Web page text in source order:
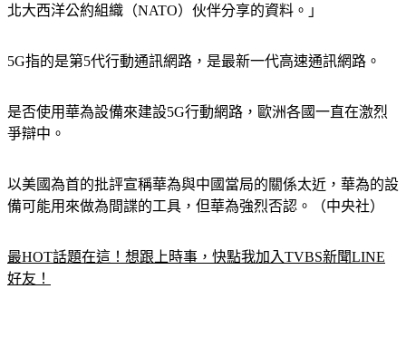
北大西洋公約組織（NATO）伙伴分享的資料。」
5G指的是第5代行動通訊網路，是最新一代高速通訊網路。
是否使用華為設備來建設5G行動網路，歐洲各國一直在激烈
爭辯中。
以美國為首的批評宣稱華為與中國當局的關係太近，華為的設
備可能用來做為間諜的工具，但華為強烈否認。（中央社）
最HOT話題在這！想跟上時事，快點我加入TVBS新聞LINE
好友！